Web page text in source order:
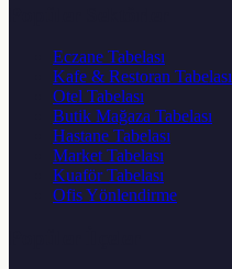
Eczane Tabelası
Kafe & Restoran Tabelası
Otel Tabelası
Butik Mağaza Tabelası
Hastane Tabelası
Market Tabelası
Kuaför Tabelası
Ofis Yönlendirme